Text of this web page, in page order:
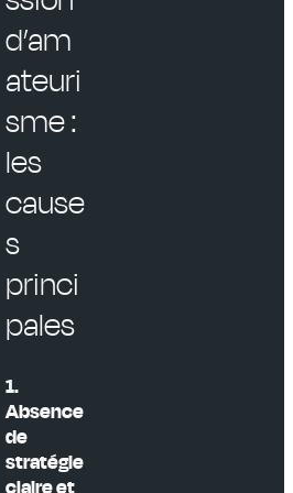
d’am
ateuri
sme :
les
cause
s
princi
pales
1.
Absence
de
stratégie
claire et